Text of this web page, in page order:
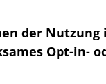
der
Opt-in-